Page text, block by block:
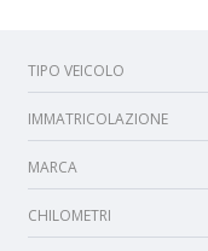
TIPO VEICOLO
IMMATRICOLAZIONE
MARCA
CHILOMETRI